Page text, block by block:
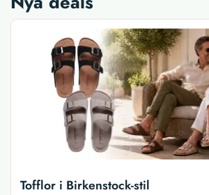
Tofflor i Birkenstock-stil